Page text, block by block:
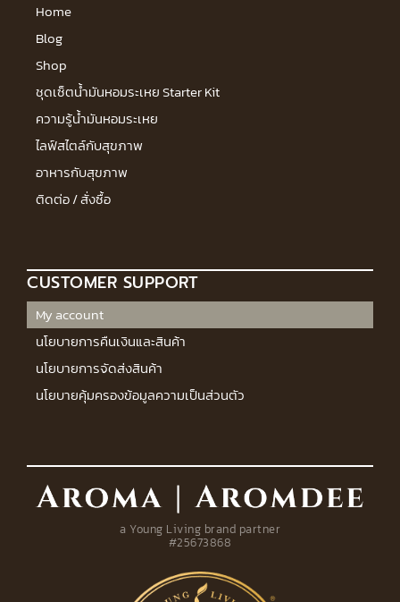
Home
Blog
Shop
ชุดเซ็ตน้ำมันหอมระเหย Starter Kit
ความรู้น้ำมันหอมระเหย
ไลฟ์สไตล์กับสุขภาพ
อาหารกับสุขภาพ
ติดต่อ / สั่งซื้อ
CUSTOMER SUPPORT
My account
นโยบายการคืนเงินและสินค้า
นโยบายการจัดส่งสินค้า
นโยบายคุ้มครองข้อมูลความเป็นส่วนตัว
a Young Living brand partner
#25673868